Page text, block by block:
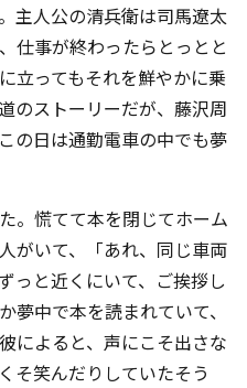
主人公の清兵衛は司馬遼太
仕事が終わったらとっとと
立ってもそれを鮮やかに乗
のストーリーだが、藤沢周
の日は通勤電車の中でも夢
。慌てて本を閉じてホーム
がいて、「あれ、同じ車両
っと近くにいて、ご挨拶し
夢中で本を読まれていて、
によると、声にこそ出さな
そ笑んだりしていたそう